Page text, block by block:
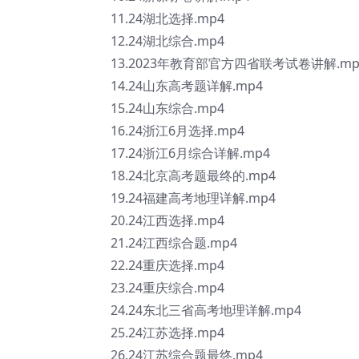
11.24湖北选择.mp4
12.24湖北综合.mp4
13.2023年教育部官方四省联考试卷讲解
14.24山东高考题详解.mp4
15.24山东综合.mp4
16.24浙江6月选择.mp4
17.24浙江6月综合详解.mp4
18.24北京高考题最终的.mp4
19.24福建高考地理详解.mp4
20.24江西选择.mp4
21.24江西综合题.mp4
22.24重庆选择.mp4
23.24重庆综合.mp4
24.24东北三省高考地理详解.mp4
25.24江苏选择.mp4
26.24江苏综合题最终.mp4